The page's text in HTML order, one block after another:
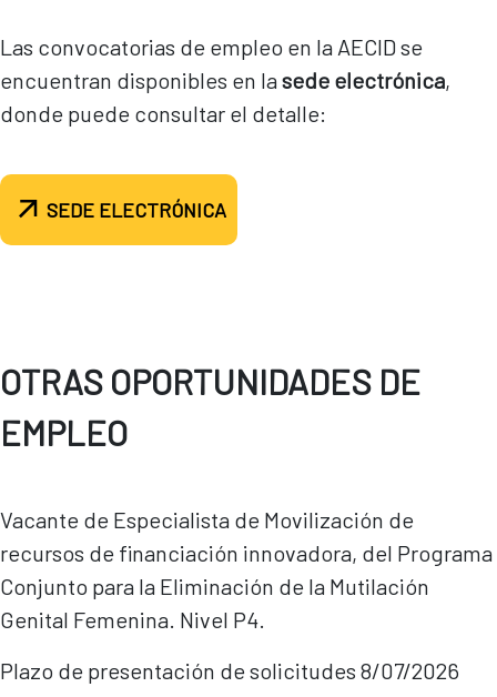
Las convocatorias de empleo en la AECID se
encuentran disponibles en lasede electrónica,
donde puede consultar el detalle:
SEDE ELECTRÓNICA
OTRAS OPORTUNIDADES DE
EMPLEO
Vacante de Especialista de Movilización de
recursos de financiación innovadora, del Programa
Conjunto para la Eliminación de la Mutilación
Genital Femenina. Nivel P4.
Plazo de presentación de solicitudes 8/07/2026